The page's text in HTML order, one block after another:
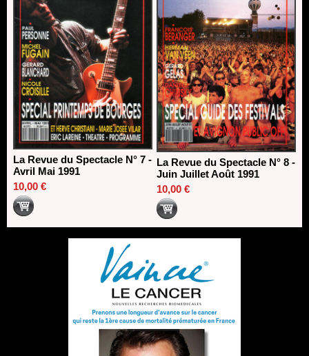
La Revue du Spectacle N° 7 -
Avril Mai 1991
10,00 €
La Revue du Spectacle N° 8 -
Juin Juillet Août 1991
10,00 €